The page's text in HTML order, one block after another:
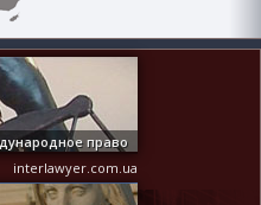
право
interlawyer.com.ua